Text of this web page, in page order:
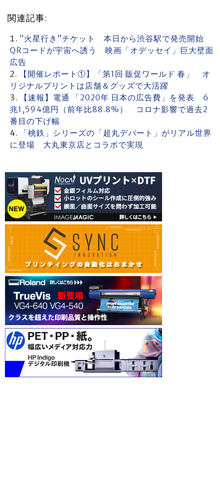
関連記事:
”火星行き”チケット 本日から渋谷駅で発売開始
QRコードが宇宙へ誘う 映画「オデッセイ」巨大壁面
広告
【開催レポート①】「第1回 販促ワールド 春」 オ
リジナルプリントは店舗＆グッズで大活躍
【速報】電通 「2020年 日本の広告費」を発表 6
兆1,594億円（前年比88.8%） コロナ影響で過去2
番目の下げ幅
「桃鉄」シリーズの「超丸デパート」がリアル世界
に登場 大丸東京店とコラボで実現